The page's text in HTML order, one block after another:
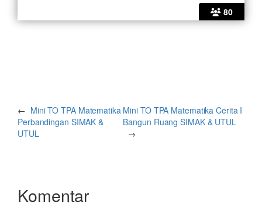
80
← Mini TO TPA Matematika
Perbandingan SIMAK &
UTUL
Mini TO TPA Matematika Cerita I
Bangun Ruang SIMAK & UTUL
→
Komentar